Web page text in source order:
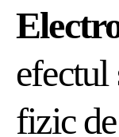
efectul
fizic